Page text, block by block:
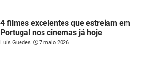
4 filmes excelentes que estreiam em
Portugal nos cinemas já hoje
Luís Guedes 7 maio 2026